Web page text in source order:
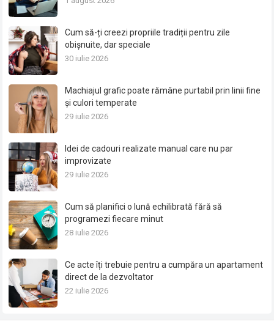
Cum să-ți creezi propriile tradiții pentru zile
obișnuite, dar speciale
30 iulie 2026
Machiajul grafic poate rămâne purtabil prin linii fine
și culori temperate
29 iulie 2026
Idei de cadouri realizate manual care nu par
improvizate
29 iulie 2026
Cum să planifici o lună echilibrată fără să
programezi fiecare minut
28 iulie 2026
Ce acte îți trebuie pentru a cumpăra un apartament
direct de la dezvoltator
22 iulie 2026